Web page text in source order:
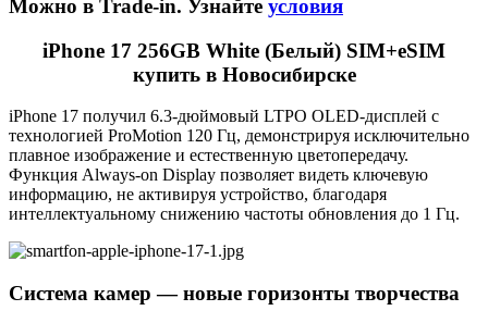
купить в Новосибирске
технологией ProMotion 120 Гц, демонстрируя исключительно
плавное изображение и естественную цветопередачу.
Функция Always-on Display позволяет видеть ключевую
информацию, не активируя устройство, благодаря
интеллектуальному снижению частоты обновления до 1 Гц.